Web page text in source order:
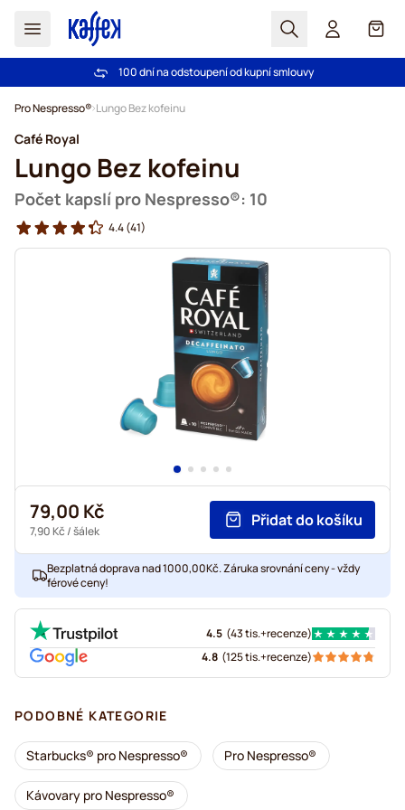
Hledat Košík
Bezplatná doprava nad 1000,00Kč
100 dní na odstoupení od kupní smlouvy
Pro Nespresso® Lungo Bez kofeinu
Café Royal
Lungo Bez kofeinu
Počet kapslí pro Nespresso®: 10
4.4(41)
79,00 Kč
7,90 Kč / šálek
Přidat do košíku
Bezplatná doprava nad 1000,00Kč. Záruka srovnání ceny - vždy
férové ceny!
4.5 (43 tis.+recenze)
4.8 (125 tis.+recenze)
PODOBNÉ KATEGORIE
Starbucks® pro Nespresso® Pro Nespresso®
Kávovary pro Nespresso®